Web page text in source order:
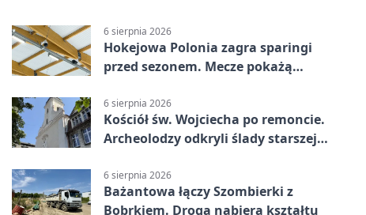
6 sierpnia 2026
Hokejowa Polonia zagra sparingi
przed sezonem. Mecze pokażą
6 sierpnia 2026
Kościół św. Wojciecha po remoncie.
Archeolodzy odkryli ślady starszej
6 sierpnia 2026
Bażantowa łączy Szombierki z
Bobrkiem. Droga nabiera kształtu